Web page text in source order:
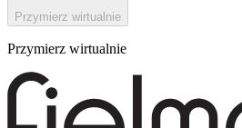
Przymierz wirtualnie
Przymierz wirtualnie